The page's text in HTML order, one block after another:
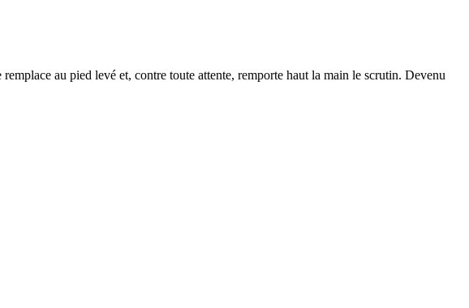
au pied levé et, contre toute attente, remporte haut la main le scrutin. Devenu